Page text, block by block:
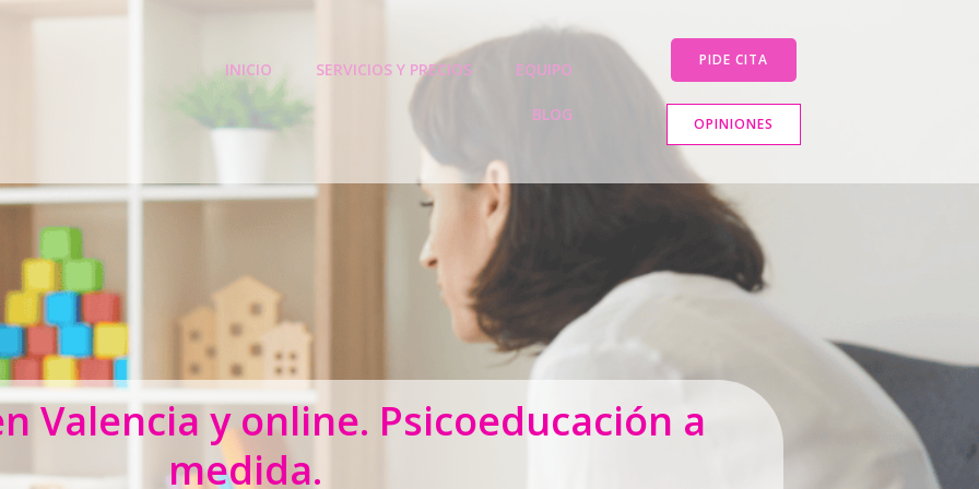
INICIO SERVICIOS Y PRECIOS EQUIPO
BLOG
PIDE CITA
OPINIONES
Valencia y online. Psicoeducación a
medida.